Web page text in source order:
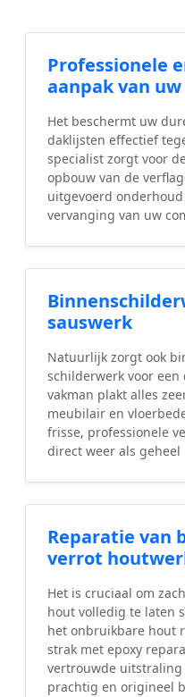
Professionele
aanpak van
Het beschermt uw
daklijsten effectief
specialist zorgt voor
opbouw van de
uitgevoerd
vervanging van uw
sauswerk
Natuurlijk zorgt ook
schilderwerk voor een
vakman plakt alles
meubilair en
frisse, professionele
direct weer als geheel
Reparatie van
verrot
Het is cruciaal om
hout volledig te laten
het onbruikbare hout
strak met epoxy
vertrouwde
prachtig en origineel